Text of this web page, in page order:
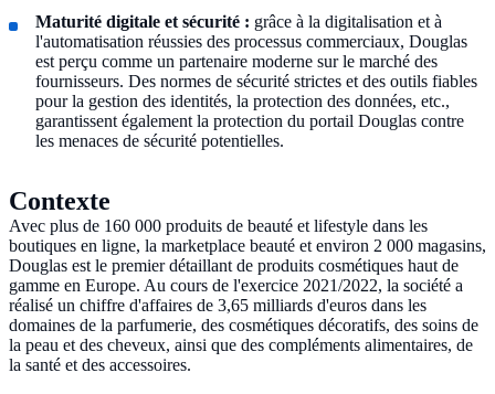
Maturité digitale et sécurité : grâce à la digitalisation et à
l'automatisation réussies des processus commerciaux, Douglas
est perçu comme un partenaire moderne sur le marché des
fournisseurs. Des normes de sécurité strictes et des outils fiables
pour la gestion des identités, la protection des données, etc.,
garantissent également la protection du portail Douglas contre
les menaces de sécurité potentielles.
Contexte
Avec plus de 160 000 produits de beauté et lifestyle dans les
boutiques en ligne, la marketplace beauté et environ 2 000 magasins,
Douglas est le premier détaillant de produits cosmétiques haut de
gamme en Europe. Au cours de l'exercice 2021/2022, la société a
réalisé un chiffre d'affaires de 3,65 milliards d'euros dans les
domaines de la parfumerie, des cosmétiques décoratifs, des soins de
la peau et des cheveux, ainsi que des compléments alimentaires, de
la santé et des accessoires.